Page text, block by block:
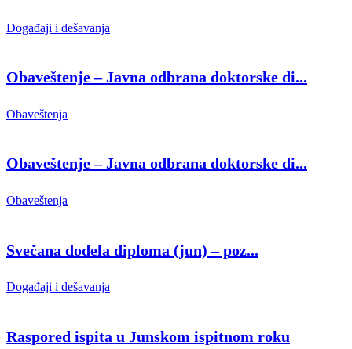
Događaji i dešavanja
Obaveštenje – Javna odbrana doktorske di...
Obaveštenja
Obaveštenje – Javna odbrana doktorske di...
Obaveštenja
Svečana dodela diploma (jun) – poz...
Događaji i dešavanja
Raspored ispita u Junskom ispitnom roku